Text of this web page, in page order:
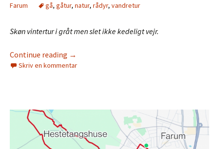
Farum
gå, gåtur, natur, rådyr, vandretur
Skøn vintertur i gråt men slet ikke kedeligt vejr.
Continue reading →
Skriv en kommentar